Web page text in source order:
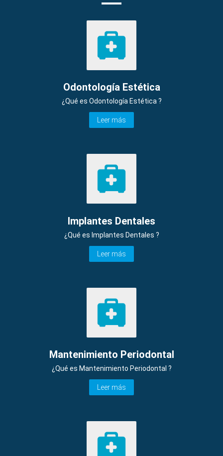
Odontología Estética
¿Qué es Odontología Estética ?
Leer más
Implantes Dentales
¿Qué es Implantes Dentales ?
Leer más
Mantenimiento Periodontal
¿Qué es Mantenimiento Periodontal ?
Leer más